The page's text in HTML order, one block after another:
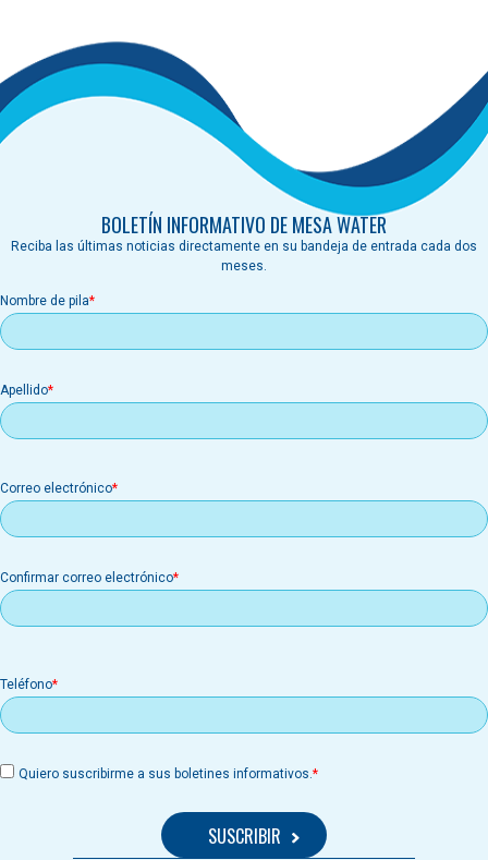
BOLETÍN INFORMATIVO DE MESA WATER
Reciba las últimas noticias directamente en su bandeja de entrada cada dos
meses.
Nombre de pila
Apellido
Correo
electrónico
Correo electrónico
Confirmar correo electrónico
Teléfono
Quiero suscribirme a sus boletines informativos.